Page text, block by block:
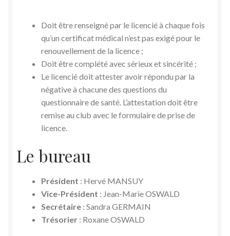
Doit être renseigné par le licencié à chaque fois
qu’un certificat médical n’est pas exigé pour le
renouvellement de la licence ;
Doit être complété avec sérieux et sincérité ;
Le licencié doit attester avoir répondu par la
négative à chacune des questions du
questionnaire de santé. L’attestation doit être
remise au club avec le formulaire de prise de
licence.
Le bureau
Président : Hervé MANSUY
Vice-Président : Jean-Marie OSWALD
Secrétaire : Sandra GERMAIN
Trésorier : Roxane OSWALD